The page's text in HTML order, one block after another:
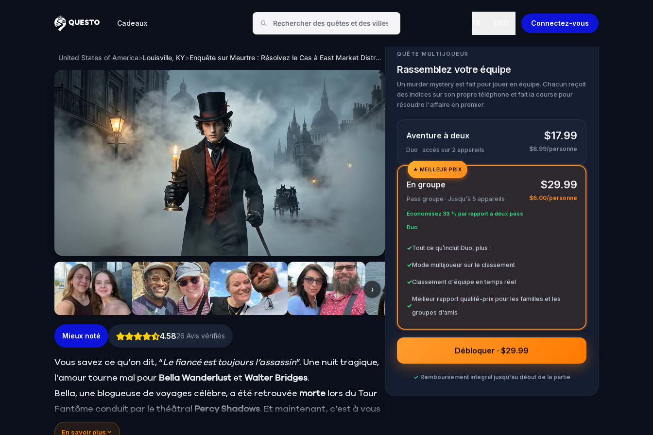
Questo
Cadeaux Connectez-vous
Enquête sur Meurtre : Résolvez le Cas à East Market District Louisville, KY
United States of America>Louisville, KY> Enquête sur Meurtre : Résolvez le Cas à East Market District Louisville, KY
›
Mieux noté 4.5826 Avis vérifiés
Vous savez ce qu’on dit, “Le fiancé est toujours l’assassin”. Une nuit tragique,
l’amour tourne mal pour Bella Wanderlust et Walter Bridges.
Bella, une blogueuse de voyages célèbre, a été retrouvée morte lors du Tour
Fantôme conduit par le théâtral Percy Shadows. Et maintenant, c’est à vous
de découvrir la vérité.
En savoir plus
QUÊTE MULTIJOUEUR
Rassemblez votre équipe
Un murder mystery est fait pour jouer en équipe. Chacun reçoit
des indices sur son propre téléphone et fait la course pour
résoudre l'affaire en premier.
Aventure à deux
Duo · accès sur 2 appareils
$17.99
$8.99/personne
✓
✓
★ MEILLEUR PRIX
En groupe
Pass groupe · Jusqu'à 5 appareils
Économisez 33 % par rapport à deux pass
Duo
$29.99
$6.00/personne
✓Tout ce qu’inclut Duo, plus :
✓Mode multijoueur sur le classement
✓Classement d'équipe en temps réel
✓
Meilleur rapport qualité-prix pour les familles et les
groupes d'amis
Débloquer · $29.99
✓ Remboursement intégral jusqu'au début de la partie